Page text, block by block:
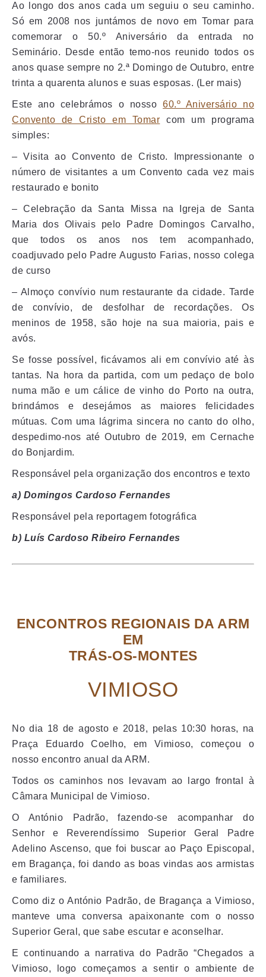
Ao longo dos anos cada um seguiu o seu caminho.
Só em 2008 nos juntámos de novo em Tomar para
comemorar o 50.º Aniversário da entrada no
Seminário. Desde então temo-nos reunido todos os
anos quase sempre no 2.ª Domingo de Outubro, entre
trinta a quarenta alunos e suas esposas. (Ler mais)
Este ano celebrámos o nosso 60.º Aniversário no
Convento de Cristo em Tomar com um programa
simples:
– Visita ao Convento de Cristo. Impressionante o
número de visitantes a um Convento cada vez mais
restaurado e bonito
– Celebração da Santa Missa na Igreja de Santa
Maria dos Olivais pelo Padre Domingos Carvalho,
que todos os anos nos tem acompanhado,
coadjuvado pelo Padre Augusto Farias, nosso colega
de curso
– Almoço convívio num restaurante da cidade. Tarde
de convívio, de desfolhar de recordações. Os
meninos de 1958, são hoje na sua maioria, pais e
avós.
Se fosse possível, ficávamos ali em convívio até às
tantas. Na hora da partida, com um pedaço de bolo
numa mão e um cálice de vinho do Porto na outra,
brindámos e desejámos as maiores felicidades
mútuas. Com uma lágrima sincera no canto do olho,
despedimo-nos até Outubro de 2019, em Cernache
do Bonjardim.
Responsável pela organização dos encontros e texto
a) Domingos Cardoso Fernandes
Responsável pela reportagem fotográfica
b) Luís Cardoso Ribeiro Fernandes
ENCONTROS REGIONAIS DA ARM
EM
TRÁS-OS-MONTES
VIMIOSO
No dia 18 de agosto e 2018, pelas 10:30 horas, na
Praça Eduardo Coelho, em Vimioso, começou o
nosso encontro anual da ARM.
Todos os caminhos nos levavam ao largo frontal à
Câmara Municipal de Vimioso.
O António Padrão, fazendo-se acompanhar do
Senhor e Reverendíssimo Superior Geral Padre
Adelino Ascenso, que foi buscar ao Paço Episcopal,
em Bragança, foi dando as boas vindas aos armistas
e familiares.
Como diz o António Padrão, de Bragança a Vimioso,
manteve uma conversa apaixonante com o nosso
Superior Geral, que sabe escutar e aconselhar.
E continuando a narrativa do Padrão “Chegados a
Vimioso, logo começamos a sentir o ambiente de